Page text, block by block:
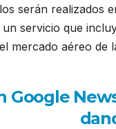
serán realizados
servicio que
mercado aéreo
Google